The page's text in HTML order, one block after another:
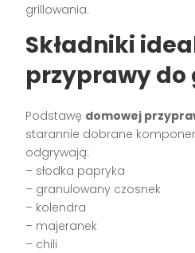
grillowania.
Składniki
przyprawy do
Podstawę domowej
starannie dobrane
odgrywają:
– słodka papryka
– granulowany czosnek
– kolendra
– majeranek
– chili